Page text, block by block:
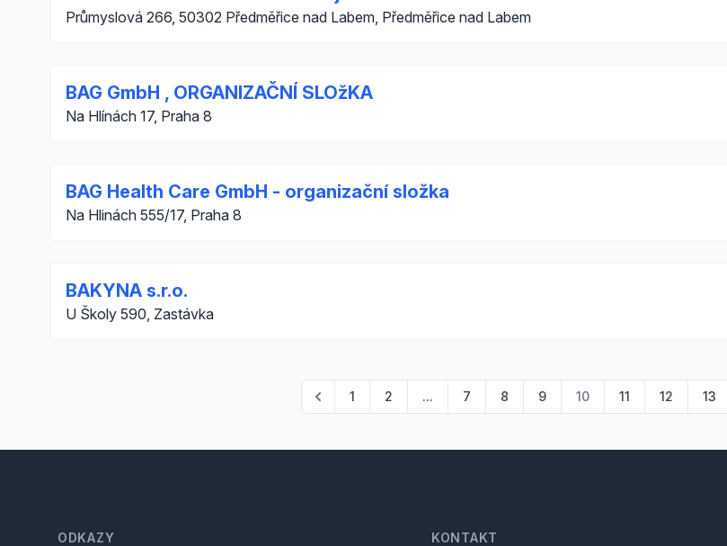
Průmyslová 266, 50302 Předměřice nad Labem, Předměřice nad Labem
BAG GmbH , ORGANIZAČNÍ SLOžKA
Na Hlínách 17, Praha 8
BAG Health Care GmbH - organizační složka
Na Hlinách 555/17, Praha 8
BAKYNA s.r.o.
U Školy 590, Zastávka
1 2 ... 7 8 9 10 11 12 13
ODKAZY KONTAKT